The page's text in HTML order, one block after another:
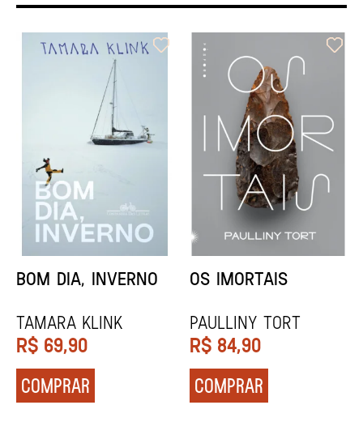
ORIXÁS
REGINALDO PRANDI
R$ 79,90
COMPRAR
ORAÇÃO PARA
Socorro Acioli
R$ 74,90
COMPRAR